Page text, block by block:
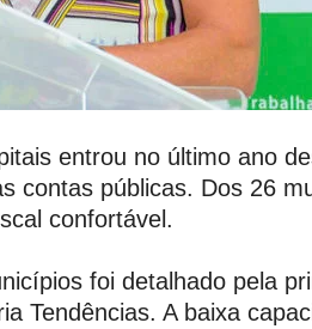
entrou no último ano
contas públicas. Dos 26
confortável.
foi detalhado pela
Tendências. A baixa